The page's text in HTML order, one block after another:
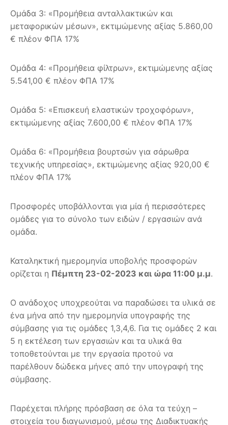
Ομάδα 3: «Προμήθεια ανταλλακτικών και
μεταφορικών μέσων», εκτιμώμενης αξίας 5.860,00
€ πλέον ΦΠΑ 17%
Ομάδα 4: «Προμήθεια φίλτρων», εκτιμώμενης αξίας
5.541,00 € πλέον ΦΠΑ 17%
Ομάδα 5: «Επισκευή ελαστικών τροχοφόρων»,
εκτιμώμενης αξίας 7.600,00 € πλέον ΦΠΑ 17%
Ομάδα 6: «Προμήθεια βουρτσών για σάρωθρα
τεχνικής υπηρεσίας», εκτιμώμενης αξίας 920,00 €
πλέον ΦΠΑ 17%
Προσφορές υποβάλλονται για μία ή περισσότερες
ομάδες για το σύνολο των ειδών / εργασιών ανά
ομάδα.
Καταληκτική ημερομηνία υποβολής προσφορών
ορίζεται η Πέμπτη 23-02-2023 και ώρα 11:00 μ.μ.
Ο ανάδοχος υποχρεούται να παραδώσει τα υλικά σε
ένα μήνα από την ημερομηνία υπογραφής της
σύμβασης για τις ομάδες 1,3,4,6. Για τις ομάδες 2 και
5 η εκτέλεση των εργασιών και τα υλικά θα
τοποθετούνται με την εργασία προτού να
παρέλθουν δώδεκα μήνες από την υπογραφή της
σύμβασης.
Παρέχεται πλήρης πρόσβαση σε όλα τα τεύχη –
στοιχεία του διαγωνισμού, μέσω της Διαδικτυακής